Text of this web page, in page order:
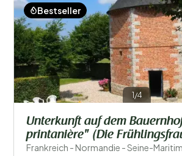
1/4
Bestseller
Unterkunft auf dem
printanière" (Die
Frankreich - Normandie - Seine-